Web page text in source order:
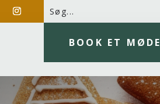
BOOK ET MØDE